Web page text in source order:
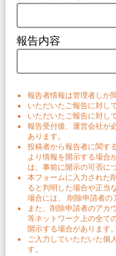
報告内容
報告者情報は管理者しか
いただいたご報告に対し
いただいたご報告に対し
報告受付後、運営会社が
あります。
投稿者から報告者に関す
より情報を開示する場合
は、事前に開示の可否に
本フォームに入力された
ると判明した場合や正当
場合には、 削除申請者の
また、削除申請者のアカ
等ネットワーク上の全て
開示する場合があります。
ご入力していただいた個
す。